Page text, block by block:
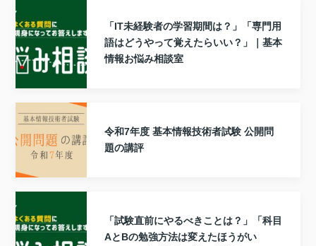
「IT未経験者の学習期間は？」「専門用
語はどうやって覚えたらいい？」｜基本
情報お悩み相談室
令和7年度 基本情報技術者試験 公開問
題の講評
「試験直前にやるべきことは？」「科目
AとBの勉強方法は変えたほうがい